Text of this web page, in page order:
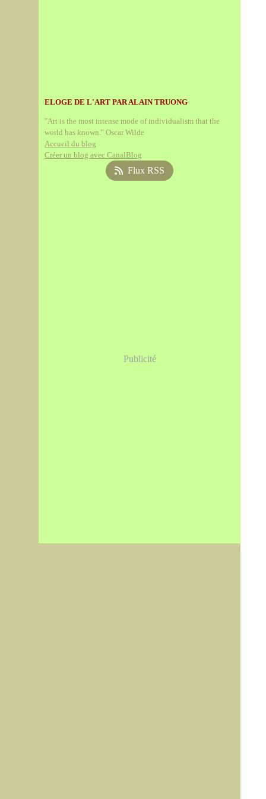
ELOGE DE L'ART PAR ALAIN TRUONG
"Art is the most intense mode of individualism that the
world has known." Oscar Wilde
Accueil du blog
Créer un blog avec CanalBlog
Flux RSS
Publicité